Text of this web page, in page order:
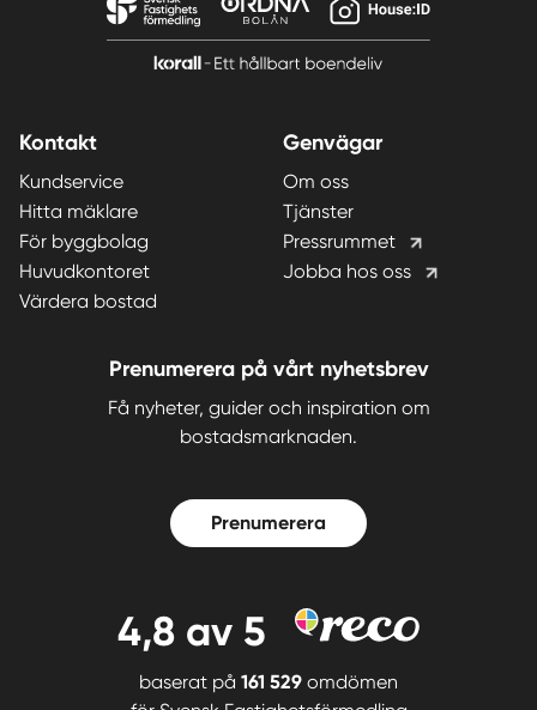
Kontakt
Kundservice
Hitta mäklare
För byggbolag
Huvudkontoret
Värdera bostad
Genvägar
Om oss
Tjänster
Pressrummet
Jobba hos oss
Prenumerera på vårt nyhetsbrev
Få nyheter, guider och inspiration om
bostadsmarknaden.
Prenumerera
4,8 av 5
baserat på 161 529 omdömen